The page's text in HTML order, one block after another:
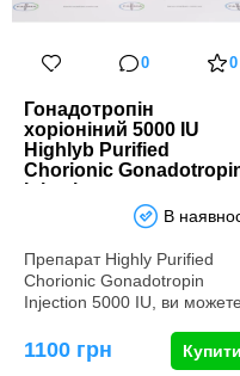
0 0
Гонадотропін
хоріоніний 5000 IU
Highlyb Purified
Chorionic
Injection
В
Препарат Highly Purified
Chorionic Gonadotropin
Injection 5000 IU, ви можете
1100 грн Купити